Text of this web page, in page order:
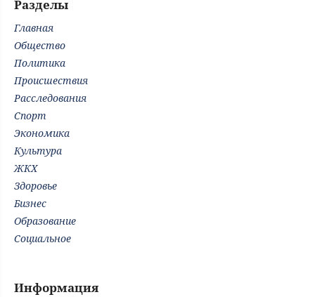
Разделы
Главная
Общество
Политика
Происшествия
Расследования
Спорт
Экономика
Культура
ЖКХ
Здоровье
Бизнес
Образование
Социальное
Информация